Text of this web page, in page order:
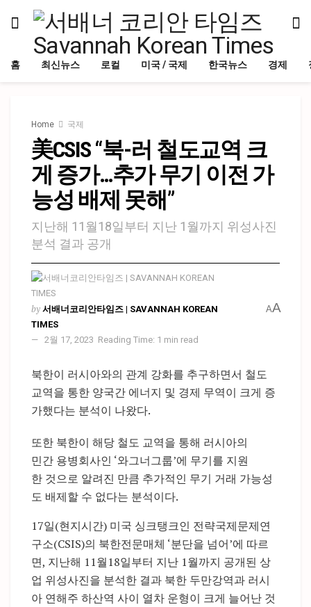
홈 최신뉴스 로컬 미국 / 국제 한국뉴스 경제
Home 국제
美CSIS “북-러 철도교역 크
게 증가…추가 무기 이전 가
능성 배제 못해”
지난해 11월18일부터 지난 1월까지 위성사진
분석 결과 공개
by 서배너코리안타임즈 | SAVANNAH KOREAN
TIMES
2월 17, 2023 Reading Time: 1 min read
AA
북한이 러시아와의 관계 강화를 추구하면서 철도
교역을 통한 양국간 에너지 및 경제 무역이 크게 증
가했다는 분석이 나왔다.
또한 북한이 해당 철도 교역을 통해 러시아의
민간 용병회사인 ‘와그너그룹’에 무기를 지원
한 것으로 알려진 만큼 추가적인 무기 거래 가능성
도 배제할 수 없다는 분석이다.
17일(현지시간) 미국 싱크탱크인 전략국제문제연
구소(CSIS)의 북한전문매체 ‘분단을 넘어’에 따르
면, 지난해 11월18일부터 지난 1월까지 공개된 상
업 위성사진을 분석한 결과 북한 두만강역과 러시
아 연해주 하산역 사이 열차 운형이 크게 늘어난 것